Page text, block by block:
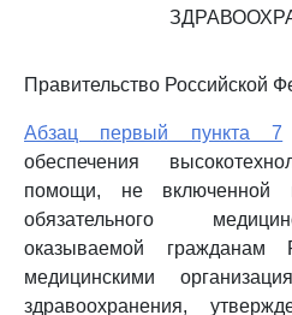
Правительство Российской
Абзац первый пункта 7
обеспечения
помощи, не включенной
обязательного
оказываемой гражданам
медицинскими
здравоохранения,